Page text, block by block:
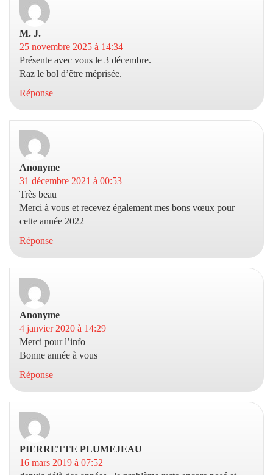
M. J.
25 novembre 2025 à 14:34
Présente avec vous le 3 décembre.
Raz le bol d’être méprisée.
Réponse
Anonyme
31 décembre 2021 à 00:53
Très beau
Merci à vous et recevez également mes bons vœux pour
cette année 2022
Réponse
Anonyme
4 janvier 2020 à 14:29
Merci pour l’info
Bonne année à vous
Réponse
PIERRETTE PLUMEJEAU
16 mars 2019 à 07:52